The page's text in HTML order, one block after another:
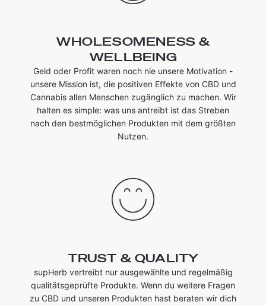
WHOLESOMENESS &
WELLBEING
Geld oder Profit waren noch nie unsere Motivation -
unsere Mission ist, die positiven Effekte von CBD und
Cannabis allen Menschen zugänglich zu machen. Wir
halten es simple: was uns antreibt ist das Streben
nach den bestmöglichen Produkten mit dem größten
Nutzen.
TRUST & QUALITY
supHerb vertreibt nur ausgewählte und regelmäßig
qualitätsgeprüfte Produkte. Wenn du weitere Fragen
zu CBD und unseren Produkten hast beraten wir dich